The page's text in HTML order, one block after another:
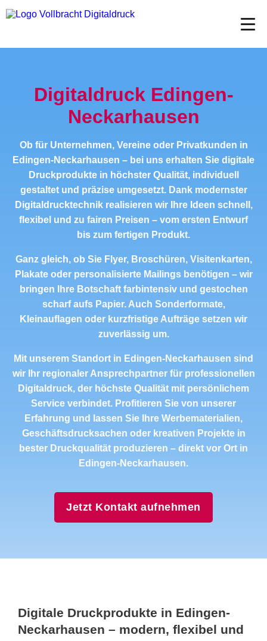
Digitaldruck Edingen-
Neckarhausen
Ob für Unternehmen, Vereine oder Privatkunden in
Edingen-Neckarhausen – bei uns erhalten Sie digitale
Druckprodukte in höchster Qualität, individuell
gestaltet und präzise umgesetzt. Dank modernster
Digitaldrucktechnik realisieren wir Ihre Ideen schnell,
flexibel und zu fairen Preisen – vom ersten Entwurf
bis zum fertigen Produkt.
Ganz gleich, ob Sie Flyer, Broschüren, Visitenkarten,
Plakate oder personalisierte Mailings benötigen – wir
bringen Ihre Botschaft farbintensiv und gestochen
scharf aufs Papier. Auch Sonderformate,
Kleinauflagen oder kurzfristige Aufträge setzen wir
zuverlässig um.
Mit unserem Standort in Edingen-Neckarhausen sind
wir Ihr regionaler Ansprechpartner für professionellen
Digitaldruck, der höchste Qualität mit persönlichem
Service verbindet. Profitieren Sie von unserer
Erfahrung und lassen Sie Ihre Werbematerialien,
Geschäftsdrucksachen oder kreativen Projekte in
bester Druckqualität produzieren – direkt vor Ort in
Edingen-Neckarhausen.
Jetzt Kontakt aufnehmen
Digitale Druckprodukte in Edingen-
Neckarhausen – modern, flexibel und